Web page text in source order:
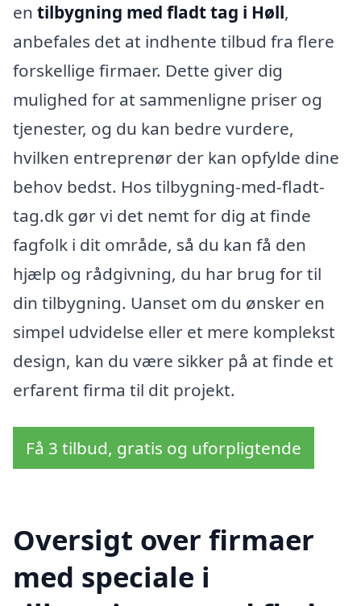
en tilbygning med fladt tag i Høll,
anbefales det at indhente tilbud fra flere
forskellige firmaer. Dette giver dig
mulighed for at sammenligne priser og
tjenester, og du kan bedre vurdere,
hvilken entreprenør der kan opfylde dine
behov bedst. Hos tilbygning-med-fladt-
tag.dk gør vi det nemt for dig at finde
fagfolk i dit område, så du kan få den
hjælp og rådgivning, du har brug for til
din tilbygning. Uanset om du ønsker en
simpel udvidelse eller et mere komplekst
design, kan du være sikker på at finde et
erfarent firma til dit projekt.
Få 3 tilbud, gratis og uforpligtende
Oversigt over firmaer
med speciale i